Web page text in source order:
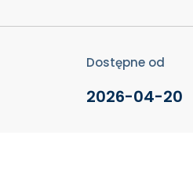
Dostępne od
2026-04-20